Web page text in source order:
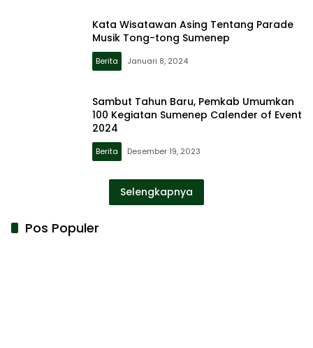
Kata Wisatawan Asing Tentang Parade
Musik Tong-tong Sumenep
Berita Januari 8, 2024
Sambut Tahun Baru, Pemkab Umumkan
100 Kegiatan Sumenep Calender of Event
2024
Berita Desember 19, 2023
Selengkapnya
Pos Populer